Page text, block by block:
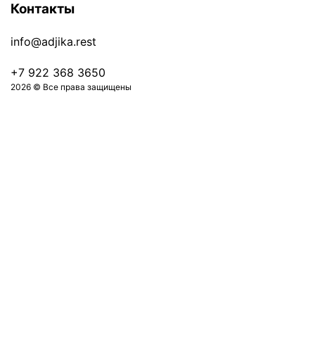
Контакты
info@adjika.rest
+7 922 368 3650
2026 © Все права защищены